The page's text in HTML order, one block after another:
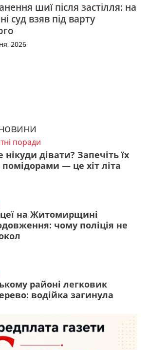
шиї після застілля: на
суд взяв під варту
2026
поради
дівати? Запечіть їх
помідорами — це хіт літа
на Житомирщині
чому поліція не
районі легковик
водійка загинула